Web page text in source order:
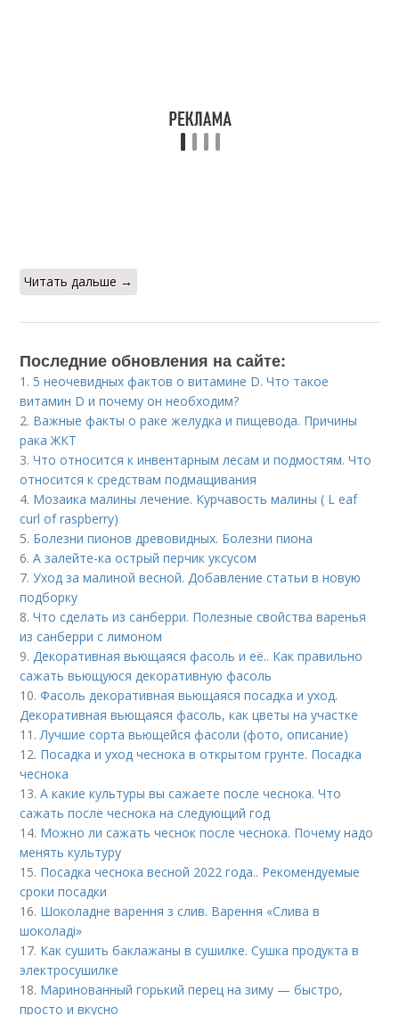
Читать дальше →
Последние обновления на сайте:
1. 5 неочевидных фактов о витамине D. Что такое
витамин D и почему он необходим?
2. Важные факты о раке желудка и пищевода. Причины
рака ЖКТ
3.Что относится к инвентарным лесам и подмостям. Что
относится к средствам подмащивания
4. Мозаика малины лечение. Курчавость малины ( L eaf
curl of raspberry)
5. Болезни пионов древовидных. Болезни пиона
6.А залейте-ка острый перчик уксусом
7.Уход за малиной весной. Добавление статьи в новую
подборку
8.Что сделать из санберри. Полезные свойства варенья
из санберри с лимоном
9.Декоративная вьющаяся фасоль и её.. Как правильно
сажать вьющуюся декоративную фасоль
10.Фасоль декоративная вьющаяся посадка и уход.
Декоративная вьющаяся фасоль, как цветы на участке
11.Лучшие сорта вьющейся фасоли (фото, описание)
12. Посадка и уход чеснока в открытом грунте. Посадка
чеснока
13.А какие культуры вы сажаете после чеснока. Что
сажать после чеснока на следующий год
14. Можно ли сажать чеснок после чеснока. Почему надо
менять культуру
15. Посадка чеснока весной 2022 года.. Рекомендуемые
сроки посадки
16. Шоколадне варення з слив. Варення «Слива в
шоколаді»
17. Как сушить баклажаны в сушилке. Сушка продукта в
электросушилке
18. Маринованный горький перец на зиму — быстро,
просто и вкусно